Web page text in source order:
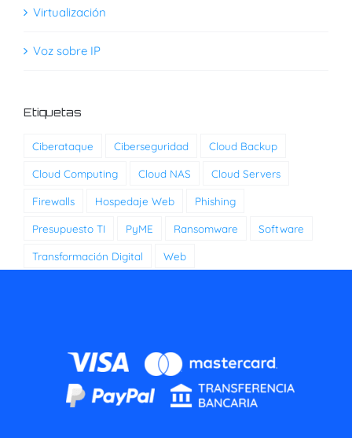
Virtualización
Voz sobre IP
Etiquetas
Ciberataque Ciberseguridad Cloud Backup
Cloud Computing Cloud NAS Cloud Servers
Firewalls Hospedaje Web Phishing
Presupuesto TI PyME Ransomware Software
Transformación Digital Web